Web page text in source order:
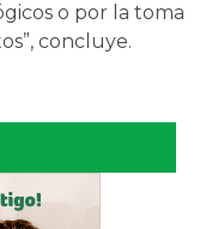
o por la toma
concluye.